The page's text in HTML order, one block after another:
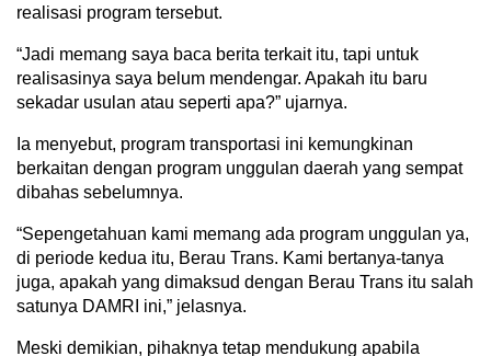
realisasi program tersebut.
“Jadi memang saya baca berita terkait itu, tapi untuk
realisasinya saya belum mendengar. Apakah itu baru
sekadar usulan atau seperti apa?” ujarnya.
Ia menyebut, program transportasi ini kemungkinan
berkaitan dengan program unggulan daerah yang sempat
dibahas sebelumnya.
“Sepengetahuan kami memang ada program unggulan ya,
di periode kedua itu, Berau Trans. Kami bertanya-tanya
juga, apakah yang dimaksud dengan Berau Trans itu salah
satunya DAMRI ini,” jelasnya.
Meski demikian, pihaknya tetap mendukung apabila